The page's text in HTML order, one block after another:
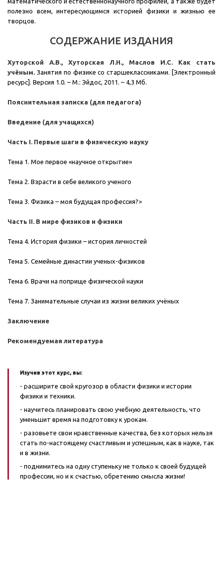
полезно всем, интересующимся историей физики и жизнью ее
творцов.
СОДЕРЖАНИЕ ИЗДАНИЯ
Хуторской А.В., Хуторская Л.Н., Маслов И.С. Как стать
учёным. Занятия по физике со старшеклассниками. [Электронный
ресурс]. Версия 1.0. – М.: Эйдос, 2011. – 4,3 Мб.
Пояснительная записка (для педагога)
Введение (для учащихся)
Часть I. Первые шаги в физическую науку
Тема 1. Мое первое «научное открытие»
Тема 2. Взрасти в себе великого ученого
Тема 3. Физика – моя будущая профессия?>
Часть II. В мире физиков и физики
Тема 4. История физики – история личностей
Тема 5. Семейные династии ученых-физиков
Тема 6. Врачи на поприще физической науки
Тема 7. Занимательные случаи из жизни великих учёных
Заключение
Рекомендуемая литература
Изучив этот курс, вы:
- расширите свой кругозор в области физики и истории
физики и техники.
- научитесь планировать свою учебную деятельность, что
уменьшит время на подготовку к урокам.
- разовьете свои нравственные качества, без которых нельзя
стать по-настоящему счастливым и успешным, как в науке, так
и в жизни.
- поднимитесь на одну ступеньку не только к своей будущей
профессии, но и к счастью, обретению смысла жизни!